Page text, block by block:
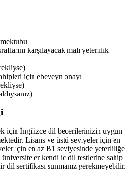
karşılayacak mali yeterlilik
için ebeveyn onayı
için İngilizce dil becerilerinizin uygun
Lisans ve üstü seviyeler için en
için en az B1 seviyesinde yeterliliğe
üniversiteler kendi iç dil testlerine sahip
dil sertifikası sunmanız gerekmeyebilir.